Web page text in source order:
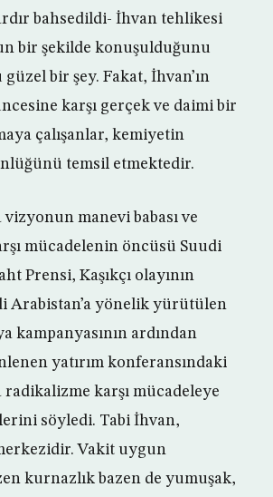
bahsedildi- İhvan tehlikesi
bir şekilde konuşulduğunu
bir şey. Fakat, İhvan’ın
karşı gerçek ve daimi bir
çalışanlar, kemiyetin
temsil etmektedir.
manevi babası ve
mücadelenin öncüsü Suudi
Prensi, Kaşıkçı olayının
Arabistan’a yönelik yürütülen
kampanyasının ardından
yatırım konferansındaki
radikalizme karşı mücadeleye
söyledi. Tabi İhvan,
Vakit uygun
kurnazlık bazen de yumuşak,